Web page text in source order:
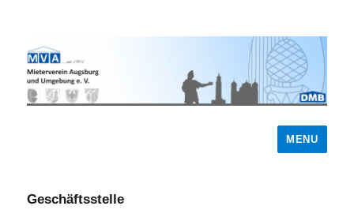
MENU
Geschäftsstelle